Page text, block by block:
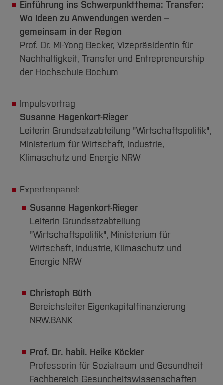
Arbeiten im FB G
Forschung und Projekte
International
Team
Service
Studiengänge
Studieninteressierte
Aktuelles
Studium
Fachgruppen
Forschung und Entwicklung
International
Service
Amtliche Bekanntmachungen
Notfall-Infos
BO Shop
Familiengerechte Hochschule
Gleichstellung
Diskriminierungsfreie Hochschule
Vertretungen
Wahlen
Hochschulbibliothek
Hochschulkommunikation
International Office
Medienzentrum
qed-Stiftung
Einführung ins Schwerpunktthema: Transfer:
Wo Ideen zu Anwendungen werden –
gemeinsam in der Region
Prof. Dr. Mi-Yong Becker, Vizepräsidentin für
Nachhaltigkeit, Transfer und Entrepreneurship
der Hochschule Bochum
Impulsvortrag
Susanne Hagenkort-Rieger
Leiterin Grundsatzabteilung "Wirtschaftspolitik",
Ministerium für Wirtschaft, Industrie,
Klimaschutz und Energie NRW
Expertenpanel:
Susanne Hagenkort-Rieger
Leiterin Grundsatzabteilung
"Wirtschaftspolitik", Ministerium für
Wirtschaft, Industrie, Klimaschutz und
Energie NRW
Christoph Büth
Bereichsleiter Eigenkapitalfinanzierung
NRW.BANK
Prof. Dr. habil. Heike Köckler
Professorin für Sozialraum und Gesundheit
Fachbereich Gesundheitswissenschaften